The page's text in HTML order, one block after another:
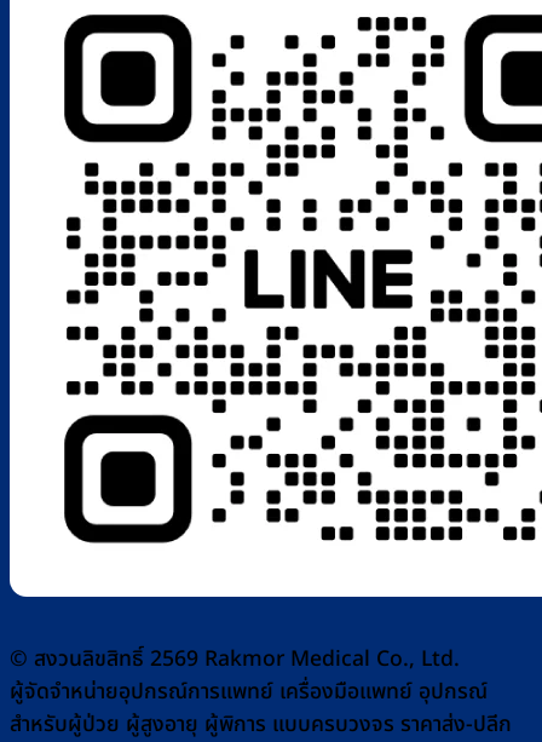
© สงวนลิขสิทธิ์ 2569 Rakmor Medical Co., Ltd.
ผู้จัดจำหน่ายอุปกรณ์การแพทย์ เครื่องมือแพทย์ อุปกรณ์
สำหรับผู้ป่วย ผู้สูงอายุ ผู้พิการ แบบครบวงจร ราคาส่ง-ปลีก